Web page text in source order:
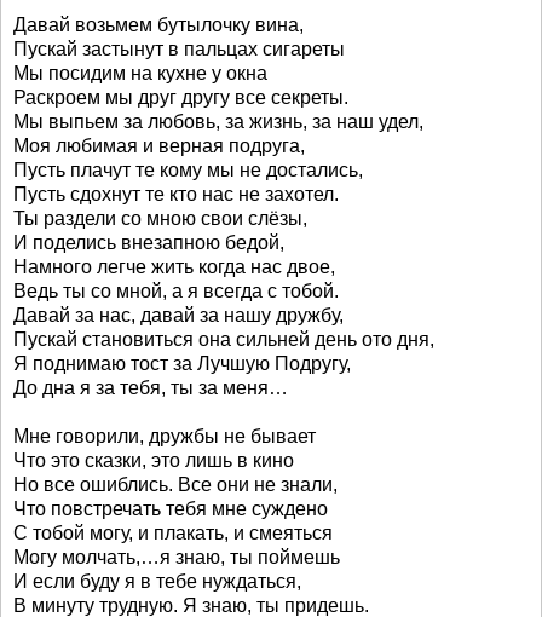
Давай возьмем бутылочку вина,
Пускай застынут в пальцах сигареты
Мы посидим на кухне у окна
Раскроем мы друг другу все секреты.
Мы выпьем за любовь, за жизнь, за наш удел,
Моя любимая и верная подруга,
Пусть плачут те кому мы не достались,
Пусть сдохнут те кто нас не захотел.
Ты раздели со мною свои слёзы,
И поделись внезапною бедой,
Намного легче жить когда нас двое,
Ведь ты со мной, а я всегда с тобой.
Давай за нас, давай за нашу дружбу,
Пускай становиться она сильней день ото дня,
Я поднимаю тост за Лучшую Подругу,
До дна я за тебя, ты за меня…
Мне говорили, дружбы не бывает
Что это сказки, это лишь в кино
Но все ошиблись. Все они не знали,
Что повстречать тебя мне суждено
С тобой могу, и плакать, и смеяться
Могу молчать,…я знаю, ты поймешь
И если буду я в тебе нуждаться,
В минуту трудную. Я знаю, ты придешь.